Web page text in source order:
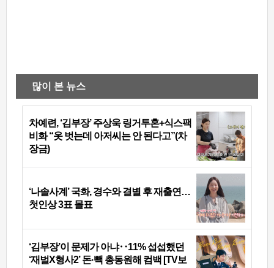
많이 본 뉴스
차예련, ‘김부장’ 주상욱 링거투혼+식스팩
비화 “옷 벗는데 아저씨는 안 된다고”(차
장금)
‘나솔사계’ 국화, 경수와 결별 후 재출연…
첫인상 3표 몰표
‘김부장’이 문제가 아냐‥11% 섭섭했던
‘재벌X형사2’ 돈·빽 총동원해 컴백 [TV보